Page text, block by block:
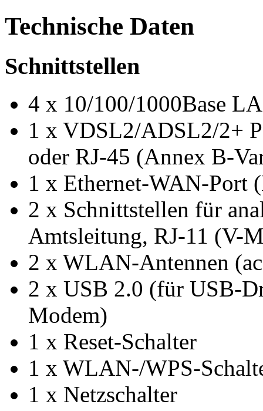
Technische Daten
Schnittstellen
4 x 10/100/1000Base
1 x VDSL2/ADSL2/2+
oder RJ-45 (Annex B-
1 x Ethernet-WAN-Port
2 x Schnittstellen für
Amtsleitung, RJ-11 (V-
2 x WLAN-Antennen
2 x USB 2.0 (für USB-
Modem)
1 x Reset-Schalter
1 x WLAN-/WPS-
1 x Netzschalter